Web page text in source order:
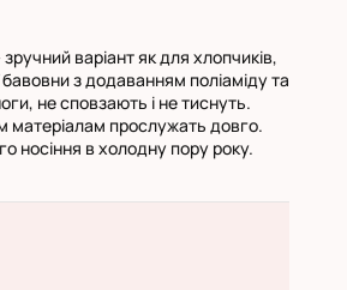
варіант як для хлопчиків,
бавовни з додаванням поліаміду та
не сповзають і не тиснуть.
матеріалам прослужать довго.
носіння в холодну пору року.